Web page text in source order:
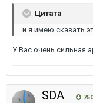
Цитата
и я имею сказать
У Вас очень сильная
SDA 750